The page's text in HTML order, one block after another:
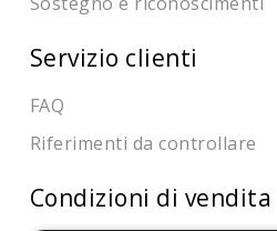
Servizio clienti
FAQ
Riferimenti da controllare
Condizioni di vendita